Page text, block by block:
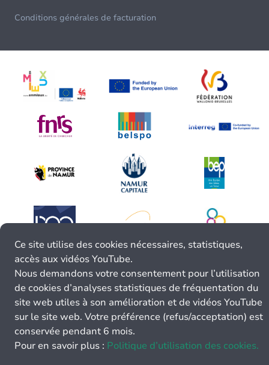
Conditions générales de facturation
Ce site utilise des cookies nécessaires, statistiques,
accès aux vidéos YouTube.
Nous demandons votre consentement pour l’utilisation
de cookies d’analyses statistiques de fréquentation du
site web utiles à son amélioration et de vidéos YouTube
sur le site web. Votre préférence (refus/acceptation) est
conservée pendant 6 mois.
Pour en savoir plus : Politique d’utilisation des cookies.